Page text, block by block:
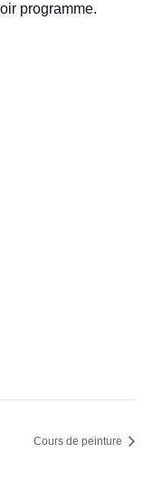
programme.
Cours de peinture